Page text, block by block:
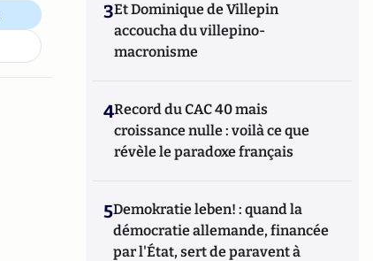
3Et Dominique de Villepin
accoucha du villepino-
macronisme
4Record du CAC 40 mais
croissance nulle : voilà ce que
révèle le paradoxe français
5Demokratie leben! : quand la
démocratie allemande, financée
par l'État, sert de paravent à